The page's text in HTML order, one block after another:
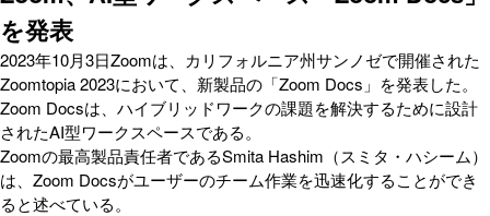
を発表
2023年10月3日Zoomは、カリフォルニア州サンノゼで開催された
Zoomtopia 2023において、新製品の「Zoom Docs」を発表した。
Zoom Docsは、ハイブリッドワークの課題を解決するために設計
されたAI型ワークスペースである。
Zoomの最高製品責任者であるSmita Hashim（スミタ・ハシーム）
は、Zoom Docsがユーザーのチーム作業を迅速化することができ
ると述べている。